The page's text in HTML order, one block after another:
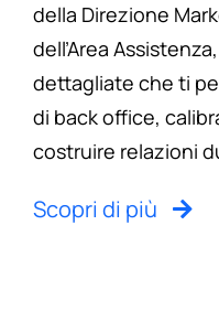
della Direzione
dell’Area
dettagliate che ti
di back office,
costruire relazioni
Scopri di più